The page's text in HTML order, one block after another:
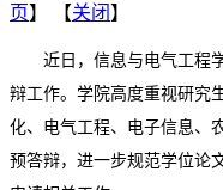
页】 【关闭 】
近日，信息与电气工程
辩工作。学院高度重视研究
化、电气工程、电子信息、
预答辩，进一步规范学位论